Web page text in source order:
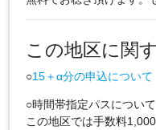
この地区に関
○15＋α分の申込について
○時間帯指定パスについて
この地区では手数料